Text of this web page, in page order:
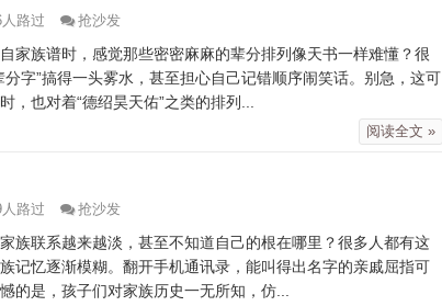
路过 抢沙发
家族谱时，感觉那些密密麻麻的辈分排列像天书一样难懂？很
字”搞得一头雾水，甚至担心自己记错顺序闹笑话。别急，这可
也对着“德绍昊天佑”之类的排列...
阅读全文 »
路过 抢沙发
族联系越来越淡，甚至不知道自己的根在哪里？很多人都有这
记忆逐渐模糊。翻开手机通讯录，能叫得出名字的亲戚屈指可
的是，孩子们对家族历史一无所知，仿...